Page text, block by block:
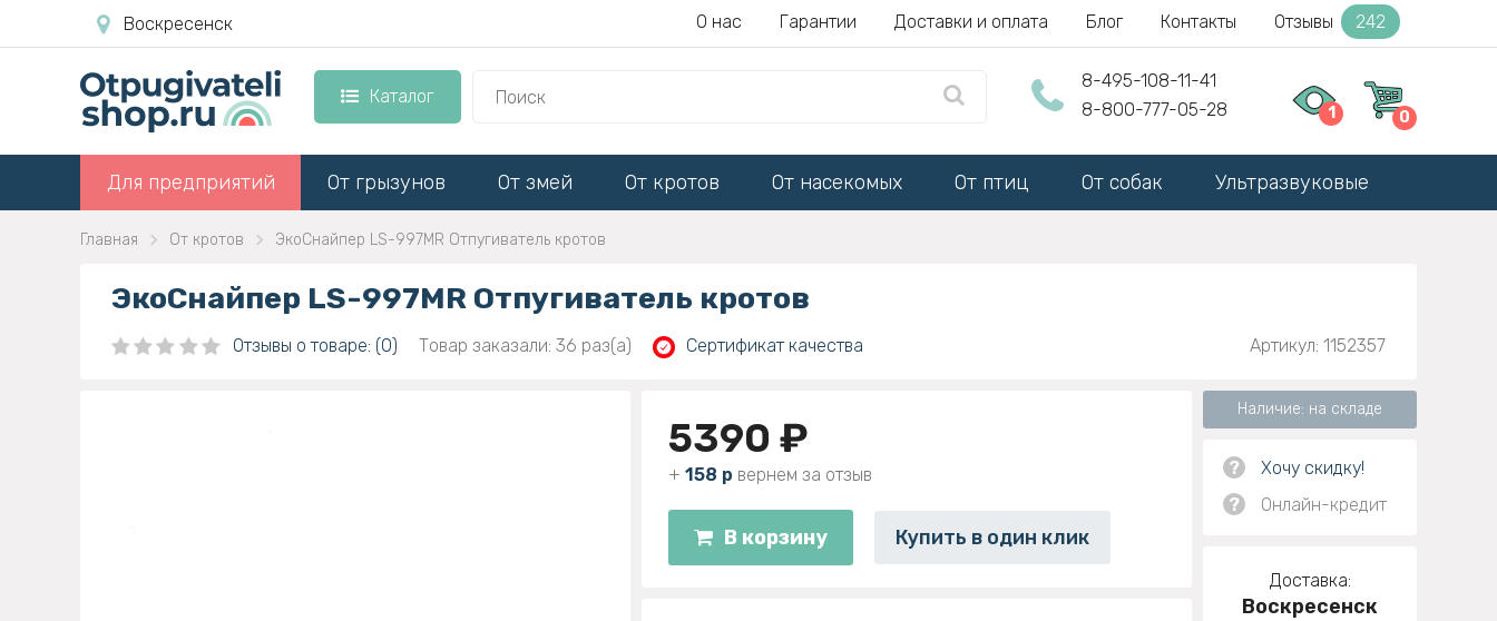
Воскресенск О нас Гарантии Доставки и оплата Блог Контакты Отзывы 242
Каталог
8-495-108-11-41
8-800-777-05-28
1 0
Для предприятий От грызунов От змей От кротов От насекомых От птиц От собак Ультразвуковые
Главная От кротов ЭкоСнайпер LS-997MR Отпугиватель кротов
ЭкоСнайпер LS-997MR Отпугиватель кротов
Отзывы о товаре: (0) Товар заказали: 36 раз(а) Сертификат качества Артикул: 1152357
5390 ₽
+ 158 р вернем за отзыв
В корзину Купить в один клик
Наличие: на складе
?
Хочу скидку!
?
Онлайн-кредит
Доставка:
Воскресенск